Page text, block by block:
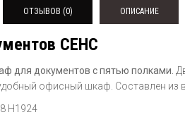
ОТЗЫВОВ (0) ОПИСАНИЕ
СЕНС
для документов с пятью полками.
офисный шкаф. Составлен из
H1924